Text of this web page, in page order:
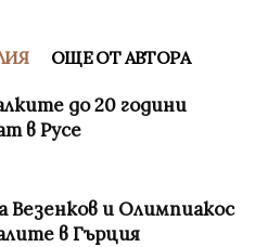
ОЩЕ ОТ АВТОРА
до 20 години
в Русе
Везенков и Олимпиакос
в Гърция